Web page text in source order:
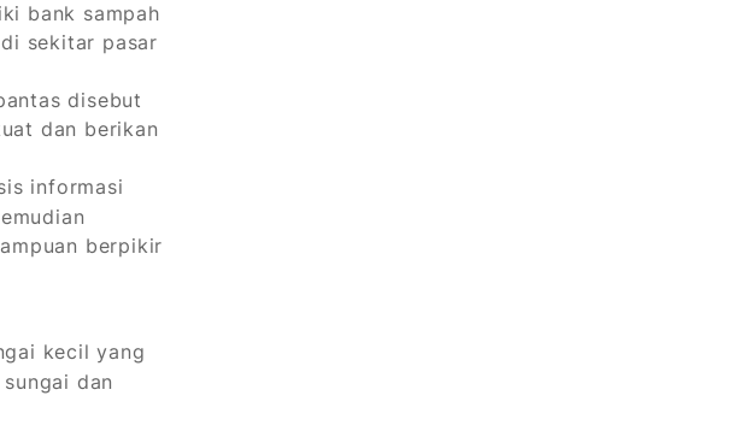
bank sampah
sekitar pasar
disebut
dan berikan
informasi
berpikir
kecil yang
dan